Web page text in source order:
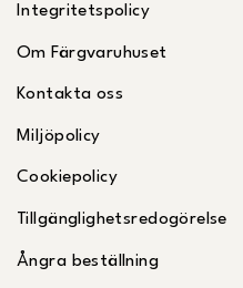
Integritetspolicy
Om Färgvaruhuset
Kontakta oss
Miljöpolicy
Cookiepolicy
Tillgänglighetsredogörelse
Ångra beställning